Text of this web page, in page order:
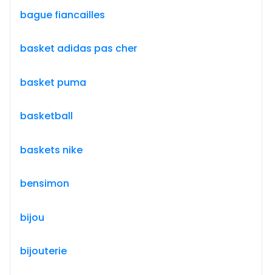
bague fiancailles
basket adidas pas cher
basket puma
basketball
baskets nike
bensimon
bijou
bijouterie